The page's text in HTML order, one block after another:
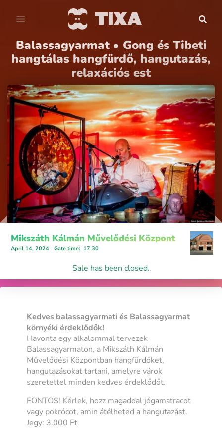
Balassagyarmat • Gong és Tibeti
hangtálas hangfürdő, hangutazás,
relaxációs est
Mikszáth Kálmán Művelődési Központ
April 14, 2024 Gate time: 17:30
Sale has been closed.
Kedves balassagyarmati és Balassagyarmat
környéki érdeklődők!
Havonta egy alkalommal tervezek
Balassagyarmaton, a Mikszáth Kálmán
Művelődési Központban hangfürdőket,
hangutazásokat tartani, amelyre várok
szeretettel minden kedves érdeklődőt.
FONTOS! Kérlek, hozz magaddal jógamatracot
vagy pokrócot, amin átélheted a hangutazást.
Jegy: 3.000 Ft